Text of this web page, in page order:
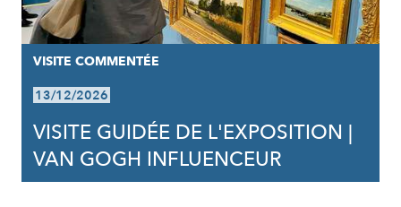
VISITE COMMENTÉE
13/12/2026
VISITE GUIDÉE DE L'EXPOSITION |
VAN GOGH INFLUENCEUR